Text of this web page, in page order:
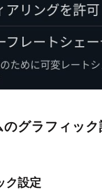
グラフィック
ク設定